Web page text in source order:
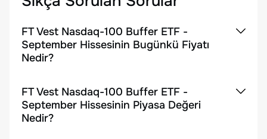
FT Vest Nasdaq-100 Buffer ETF -
September Hissesinin Bugünkü Fiyatı
Nedir?
FT Vest Nasdaq-100 Buffer ETF -
September Hissesinin Piyasa Değeri
Nedir?